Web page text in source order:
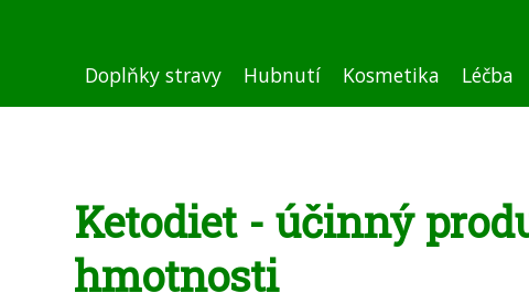
Doplňky stravy Hubnutí Kosmetika Léčba
Ketodiet - účinný
hmotnosti